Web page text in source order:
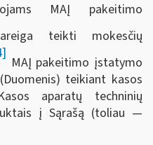
MAĮ pakeitimo
teikti mokesčių
MAĮ pakeitimo įstatymo
teikiant kasos
aparatų techninių
į Sąrašą (toliau —